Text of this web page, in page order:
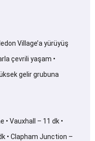
Village’a yürüyüş
çevrili yaşam •
gelir grubuna
Vauxhall – 11 dk •
• Clapham Junction –